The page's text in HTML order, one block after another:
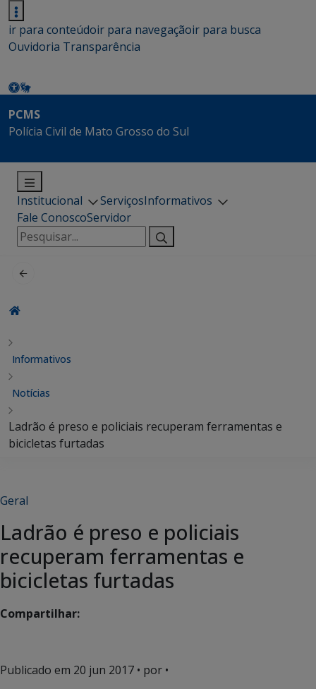
ir para conteúdoir para navegaçãoir para busca
Ouvidoria Transparência
PCMS
Polícia Civil de Mato Grosso do Sul
Institucional ServiçosInformativos
Fale ConoscoServidor
Pesquisar
por:
Informativos
Notícias
Ladrão é preso e policiais recuperam ferramentas e
bicicletas furtadas
Geral
Ladrão é preso e policiais
recuperam ferramentas e
bicicletas furtadas
Compartilhar:
Publicado em 20 jun 2017 • por •